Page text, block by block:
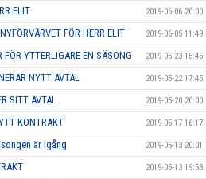
ELIT 2019-06-06 20:00
FÖR HERR ELIT 2019-06-05 11:49
YTTERLIGARE EN SÄSONG 2019-05-23 15:45
NYTT AVTAL 2019-05-22 17:45
SITT AVTAL 2019-05-20 20:00
KONTRAKT 2019-05-17 16:17
är igång 2019-05-13 20:01
2019-05-13 19:53